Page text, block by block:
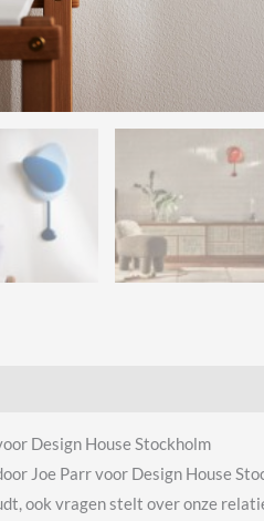
Design House Stockholm
Joe Parr voor Design House
ook vragen stelt over onze